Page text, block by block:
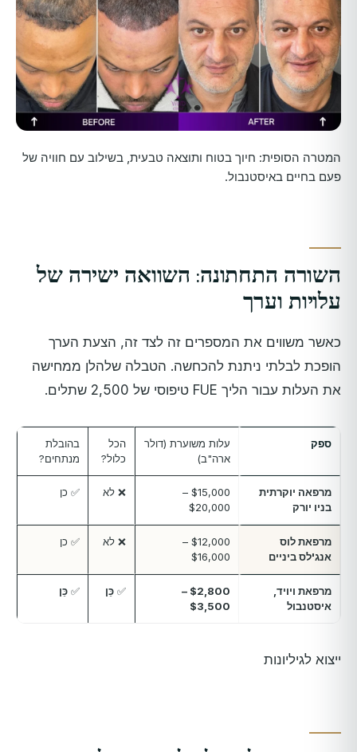
המטרה הסופית: חיוך בטוח ותוצאה טבעית, בשילוב עם חוויה של
פעם בחיים באיסטנבול.
השורה התחתונה: השוואה ישירה של
עלויות וערך
כאשר משווים את המספרים זה לצד זה, הצעת הערך
הופכת לבלתי ניתנת להכחשה. הטבלה שלהלן ממחישה
את העלות עבור הליך FUE טיפוסי של 2,500 שתלים.
ספק
עלות משוערת (דולר
ארה"ב)
הכל
כלול?
בהובלת
מנתחים?
מרפאה יוקרתית
בניו יורק
$15,000 –
$20,000
❌ לא ✅ כן
מרפאת לוס
אנג'לס ביניים
$12,000 –
$16,000
❌ לא ✅ כן
מרפאת ויויד,
איסטנבול
$2,800 –
$3,500
✅ כֵּן ✅ כֵּן
ייצוא לגיליונות